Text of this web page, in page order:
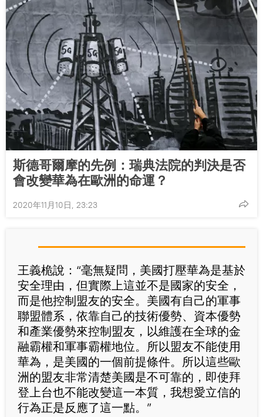
斯德哥爾摩的先例：瑞典法院的判決是否
會改變華為在歐洲的命運？
2020年11月10日, 23:23
王義桅說：“毫無疑問，美國打壓華為是基於
安全理由，但實際上這並不是國家的安全，
而是他控制盟友的安全。美國有自己的軍事
聯盟體系，依靠自己的技術優勢、資本優勢
和產業優勢來控制盟友，以維護在全球的金
融霸權和軍事霸權地位。所以盟友不能使用
華為，是美國的一個前提條件。所以這些歐
洲的盟友非常清楚美國是不可靠的，即使拜
登上台也不能改變這一本質，我想愛立信的
行為正是反應了這一點。”